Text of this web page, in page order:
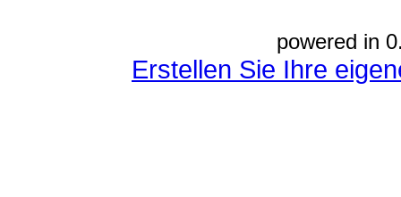
powered in
Erstellen Sie Ihre